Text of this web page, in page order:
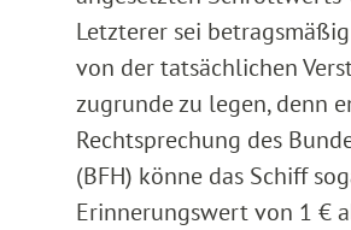
Letzterer sei
von der tatsächlichen
zugrunde zu legen, denn
Rechtsprechung des
(BFH) könne das Schiff
Erinnerungswert von 1 €